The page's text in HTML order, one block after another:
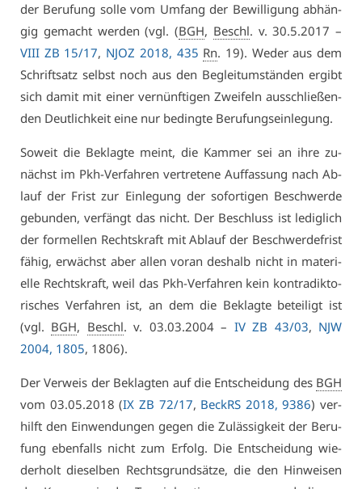
der Be­ru­fung sol­le vom Um­fang der Be­wil­li­gung ab­hän­
gig ge­macht wer­den (vgl. (BGH, Beschl. v. 30.5.2017 –
VI­II ZB 15/17, NJOZ 2018, 435 Rn. 19). We­der aus dem
Schrift­satz selbst noch aus den Be­gleit­um­stän­den er­gibt
sich da­mit mit ei­ner ver­nünf­ti­gen Zwei­feln aus­schlie­ßen­
den Deut­lich­keit ei­ne nur be­ding­te Be­ru­fungs­ein­le­gung.
So­weit die Be­klag­te meint, die Kam­mer sei an ih­re zu­
nächst im Pkh-Ver­fah­ren ver­tre­te­ne Auf­fas­sung nach Ab­
lauf der Frist zur Ein­le­gung der so­for­ti­gen Be­schwer­de
ge­bun­den, ver­fängt das nicht. Der Be­schluss ist le­dig­lich
der for­mel­len Rechts­kraft mit Ab­lauf der Be­schwer­de­frist
fä­hig, er­wächst aber al­len vor­an des­halb nicht in ma­te­ri­
el­le Rechts­kraft, weil das Pkh-Ver­fah­ren kein kon­tra­dik­to­
ri­sches Ver­fah­ren ist, an dem die Be­klag­te be­tei­ligt ist
(vgl. BGH, Beschl. v. 03.03.2004 – IV ZB 43/03, NJW
2004, 1805, 1806).
Der Ver­weis der Be­klag­ten auf die Ent­schei­dung des BGH
vom 03.05.2018 (IX ZB 72/17, BeckRS 2018, 9386) ver­
hilft den Ein­wen­dun­gen ge­gen die Zu­läs­sig­keit der Be­ru­
fung eben­falls nicht zum Er­folg. Die Ent­schei­dung wie­
der­holt die­sel­ben Rechts­grund­sät­ze, die den Hin­wei­sen